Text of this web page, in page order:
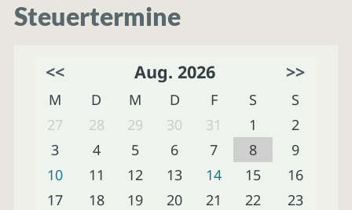
Steuertermine
<< Aug. 2026 >>
M D M D F S
S
27
28 29 30 31 1
2
3
4 5 6 7 8
9
10
11 12 13 14 15
16
17
18 19 20 21 22
23